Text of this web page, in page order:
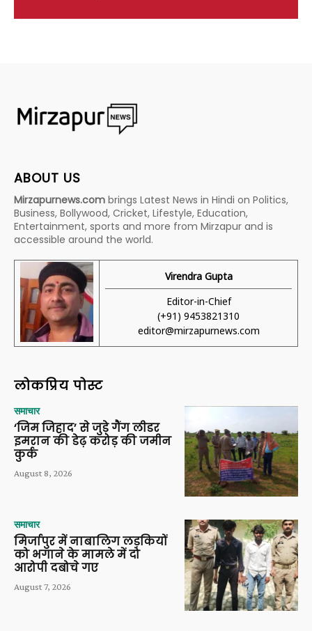
ABOUT US
Mirzapurnews.com brings Latest News in Hindi on Politics,
Business, Bollywood, Cricket, Lifestyle, Education,
Entertainment, sports and more from Mirzapur and is
accessible around the world.
Virendra Gupta
Editor-in-Chief
(+91) 9453821310
editor@mirzapurnews.com
लोकप्रिय पोस्ट
समाचार
‘जिम जिहाद’ से जुड़े गैंग लीडर
इमरान की डेढ़ करोड़ की जमीन
कुर्क
August 8, 2026
समाचार
मिर्जापुर में नाबालिग लड़कियों
को भगाने के मामले में दो
आरोपी दबोचे गए
August 7, 2026